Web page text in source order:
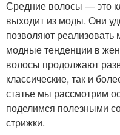
Средние волосы — это
выходит из моды. Они
позволяют реализовать
модные тенденции в
волосы продолжают
классические, так и
статье мы рассмотрим
поделимся полезными
стрижки.